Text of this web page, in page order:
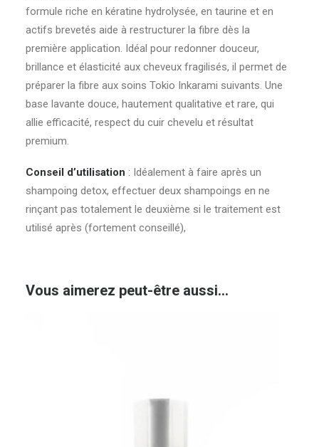
formule riche en kératine hydrolysée, en taurine et en
actifs brevetés aide à restructurer la fibre dès la
première application. Idéal pour redonner douceur,
brillance et élasticité aux cheveux fragilisés, il permet de
préparer la fibre aux soins Tokio Inkarami suivants. Une
base lavante douce, hautement qualitative et rare, qui
allie efficacité, respect du cuir chevelu et résultat
premium.
Conseil d’utilisation : Idéalement à faire après un
shampoing detox, effectuer deux shampoings en ne
rinçant pas totalement le deuxième si le traitement est
utilisé après (fortement conseillé),
Vous aimerez peut-être aussi…